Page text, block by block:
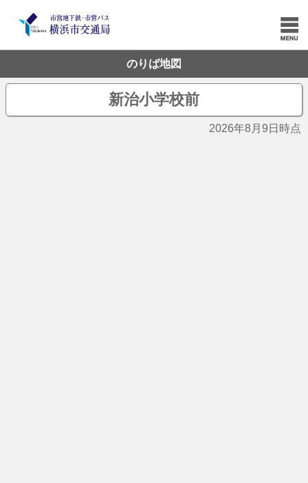
のりば地図
新治小学校前
2026年8月9日時点